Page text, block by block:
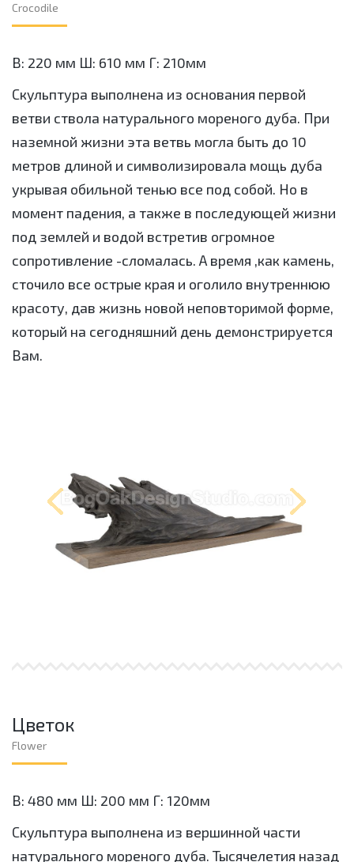
Crocodile
В: 220 мм Ш: 610 мм Г: 210мм
Скульптура выполнена из основания первой
ветви ствола натурального мореного дуба. При
наземной жизни эта ветвь могла быть до 10
метров длиной и символизировала мощь дуба
укрывая обильной тенью все под собой. Но в
момент падения, а также в последующей жизни
под землей и водой встретив огромное
сопротивление -сломалась. А время ,как камень,
сточило все острые края и оголило внутреннюю
красоту, дав жизнь новой неповторимой форме,
который на сегодняшний день демонстрируется
Вам.
Цветок
Flower
В: 480 мм Ш: 200 мм Г: 120мм
Скульптура выполнена из вершинной части
натурального мореного дуба. Тысячелетия назад